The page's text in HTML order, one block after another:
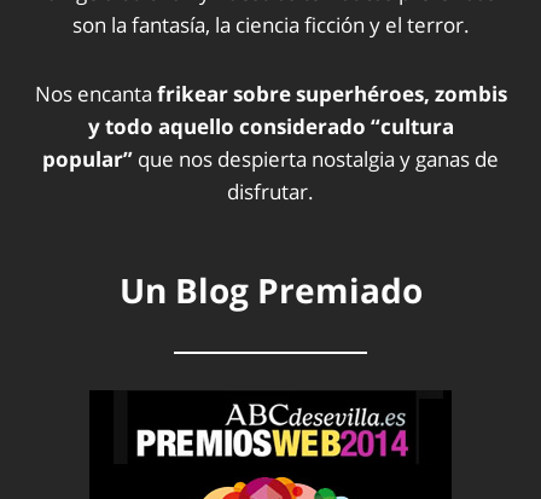
son la fantasía, la ciencia ficción y el terror.
Nos encanta frikear sobre superhéroes, zombis
y todo aquello considerado “cultura
popular” que nos despierta nostalgia y ganas de
disfrutar.
Un Blog Premiado